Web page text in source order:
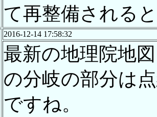
て再整備される
2016-12-14 17:58:32
最新の地理院地
の分岐の部分は
ですね。